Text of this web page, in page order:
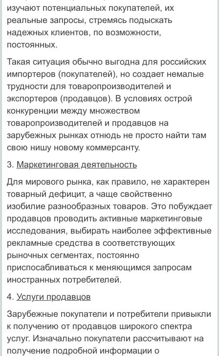
изучают потенциальных покупате­лей, их
реальные запросы, стремясь подыскать
надежных клиентов, по возможности,
постоянных.
Такая ситуация обычно выгодна для российских
импортеров (по­купателей), но создает немалые
трудности для товаропроизводителей и
экспортеров (продавцов). В условиях острой
конкуренции между множеством
товаропроизводителей и продавцов на
зарубежных рын­ках отнюдь не просто найти там
свою нишу новому коммерсанту.
3. Маркетинговая деятельность
Для мирового рынка, как правило, не характерен
товарный дефицит, а чаще свойственно
изобилие разнообразных товаров. Это побуждает
продавцов проводить активные маркетинговые
исследования, выбирать наиболее эффективные
рекламные средства в соответствующих
рыночных сегментах, постоянно
приспосабливаться к меняющимся запросам
иностранных потребителей.
4. Услуги продавцов
Зарубежные покупатели и потребители привыкли
к получению от продавцов широкого спектра
услуг. Изначально покупатели рассчитывают на
по­лучение подробной информации о